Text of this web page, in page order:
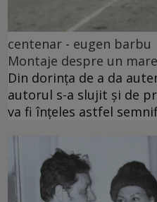
centenar - eugen barbu
Montaje despre un
Din dorința de a da
autorul s-a slujit și de
va fi înțeles astfel